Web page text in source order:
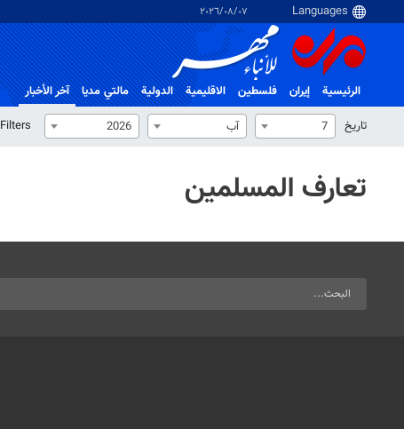
٠٧‏/٠٨‏/٢٠٢٦
الرئيسية إيران فلسطین الاقلیمیة الدولية مالتي مدیا
آخر الأخبار
تاریخ
7 آب 2026
Filters
تعارف المسلمين